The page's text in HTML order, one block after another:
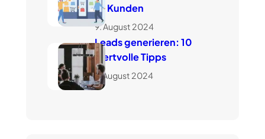
zu Kunden
9. August 2024
Leads generieren: 10
wertvolle Tipps
7. August 2024